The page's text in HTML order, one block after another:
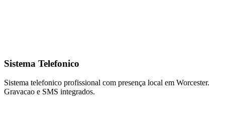
Sistema Telefonico
Sistema telefonico profissional com presença local em Worcester.
Gravacao e SMS integrados.